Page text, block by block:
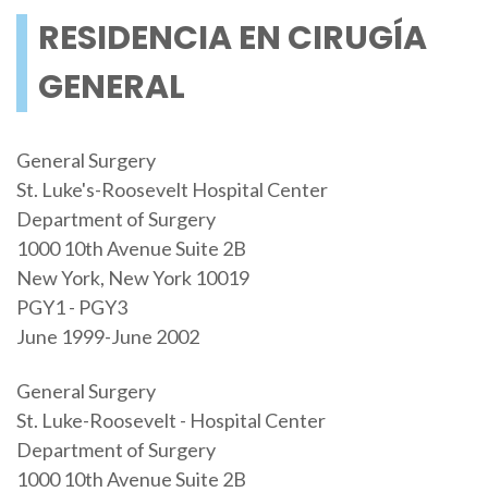
RESIDENCIA EN CIRUGÍA
GENERAL
General Surgery
St. Luke's-Roosevelt Hospital Center
Department of Surgery
1000 10th Avenue Suite 2B
New York, New York 10019
PGY1 - PGY3
June 1999-June 2002
General Surgery
St. Luke-Roosevelt - Hospital Center
Department of Surgery
1000 10th Avenue Suite 2B